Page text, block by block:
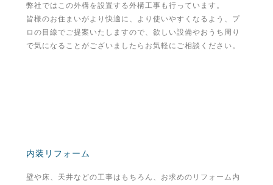
弊社ではこの外構を設置する外構工事も行っています。
皆様のお住まいがより快適に、より使いやすくなるよう、プ
ロの目線でご提案いたしますので、欲しい設備やおうち周り
で気になることがございましたらお気軽にご相談ください。
内装リフォーム
壁や床、天井などの工事はもちろん、お求めのリフォーム内